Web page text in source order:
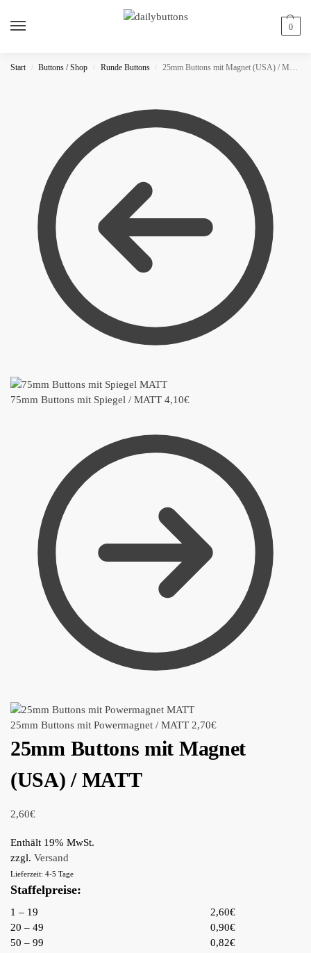
0
Start / Buttons / Shop / Runde Buttons / 25mm Buttons mit Magnet (USA) / MATT
75mm Buttons mit Spiegel / MATT 4,10€
25mm Buttons mit Powermagnet / MATT 2,70€
25mm Buttons mit Magnet
(USA) / MATT
2,60€
Enthält 19% MwSt.
zzgl. Versand
Lieferzeit: 4-5 Tage
Staffelpreise:
1 – 19
2,60€
20 – 49
0,90€
50 – 99
0,82€